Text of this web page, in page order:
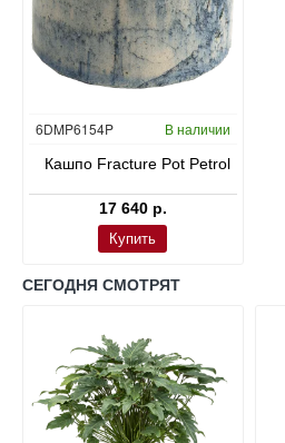
6DMP6154P В наличии
Кашпо Fracture Pot Petrol
17 640 р.
Купить
СЕГОДНЯ СМОТРЯТ